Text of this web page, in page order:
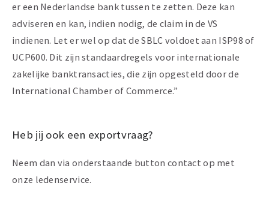
er een Nederlandse bank tussen te zetten. Deze kan
adviseren en kan, indien nodig, de claim in de VS
indienen. Let er wel op dat de SBLC voldoet aan ISP98 of
UCP600. Dit zijn standaardregels voor internationale
zakelijke banktransacties, die zijn opgesteld door de
International Chamber of Commerce.”
Heb jij ook een exportvraag?
Neem dan via onderstaande button contact op met
onze ledenservice.